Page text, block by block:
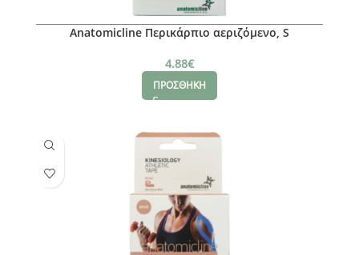
Anatomicline Περικάρπιο αεριζόμενο, S
4.88€
ΠΡΟΣΘΗΚΗ